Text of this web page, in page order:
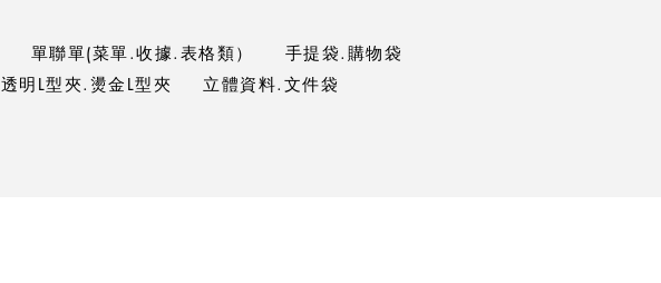
單聯單(菜單.收據.表格類）
手提袋.購物袋
透明L型夾.燙金L型夾
立體資料.文件袋